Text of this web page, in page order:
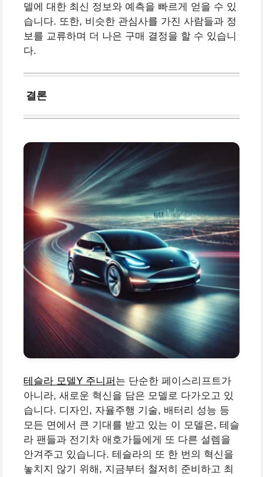
델에 대한 최신 정보와 예측을 빠르게 얻을 수 있
습니다. 또한, 비슷한 관심사를 가진 사람들과 정
보를 교류하며 더 나은 구매 결정을 할 수 있습니
다.
결론
테슬라 모델Y 주니퍼 는 단순한 페이스리프트가
아니라, 새로운 혁신을 담은 모델로 다가오고 있
습니다. 디자인, 자율주행 기술, 배터리 성능 등
모든 면에서 큰 기대를 받고 있는 이 모델은, 테슬
라 팬들과 전기차 애호가들에게 또 다른 설렘을
안겨주고 있습니다. 테슬라의 또 한 번의 혁신을
놓치지 않기 위해, 지금부터 철저히 준비하고 최